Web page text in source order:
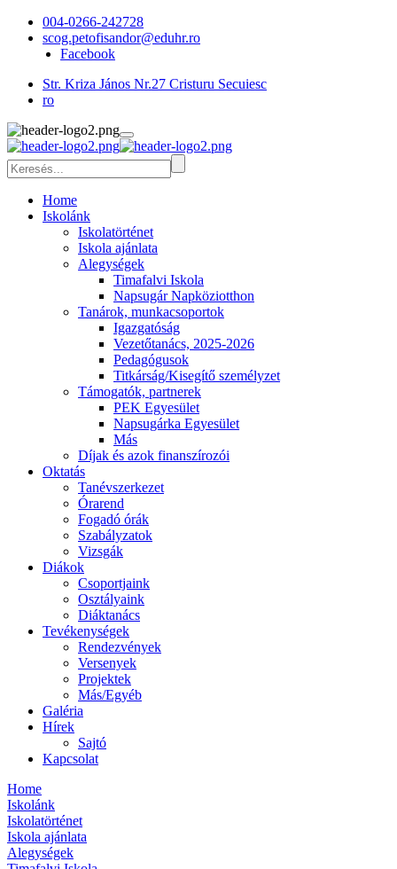
004-0266-242728
scog.petofisandor@eduhr.ro
Facebook
Str. Kriza János Nr.27 Cristuru Secuiesc
ro
Home
Iskolánk
Iskolatörténet
Iskola ajánlata
Alegységek
Timafalvi Iskola
Napsugár Napköziotthon
Tanárok, munkacsoportok
Igazgatóság
Vezetőtanács, 2025-2026
Pedagógusok
Titkárság/Kisegítő személyzet
Támogatók, partnerek
PEK Egyesület
Napsugárka Egyesület
Más
Díjak és azok finanszírozói
Oktatás
Tanévszerkezet
Órarend
Fogadó órák
Szabályzatok
Vizsgák
Diákok
Csoportjaink
Osztályaink
Diáktanács
Tevékenységek
Rendezvények
Versenyek
Projektek
Más/Egyéb
Galéria
Hírek
Sajtó
Kapcsolat
Home
Iskolánk
Iskolatörténet
Iskola ajánlata
Alegységek